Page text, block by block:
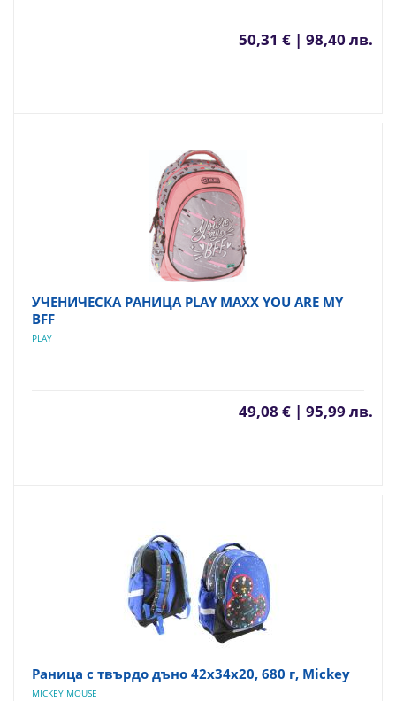
50,31 € | 98,40 лв.
УЧЕНИЧЕСКА РАНИЦА PLAY MAXX YOU ARE MY
BFF
PLAY
49,08 € | 95,99 лв.
Раница с твърдо дъно 42x34x20, 680 г, Mickey
MICKEY MOUSE